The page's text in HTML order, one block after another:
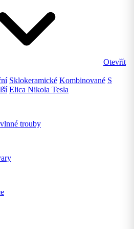
Otevřít
Sklokeramické Kombinované S
Elica Nikola Tesla
trouby